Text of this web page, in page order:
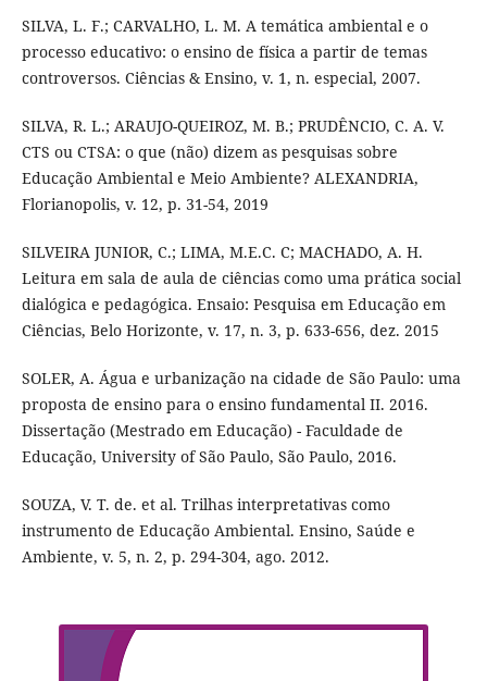
SILVA, L. F.; CARVALHO, L. M. A temática ambiental e o
processo educativo: o ensino de física a partir de temas
controversos. Ciências & Ensino, v. 1, n. especial, 2007.
SILVA, R. L.; ARAUJO-QUEIROZ, M. B.; PRUDÊNCIO, C. A. V.
CTS ou CTSA: o que (não) dizem as pesquisas sobre
Educação Ambiental e Meio Ambiente? ALEXANDRIA,
Florianopolis, v. 12, p. 31-54, 2019
SILVEIRA JUNIOR, C.; LIMA, M.E.C. C; MACHADO, A. H.
Leitura em sala de aula de ciências como uma prática social
dialógica e pedagógica. Ensaio: Pesquisa em Educação em
Ciências, Belo Horizonte, v. 17, n. 3, p. 633-656, dez. 2015
SOLER, A. Água e urbanização na cidade de São Paulo: uma
proposta de ensino para o ensino fundamental II. 2016.
Dissertação (Mestrado em Educação) - Faculdade de
Educação, University of São Paulo, São Paulo, 2016.
SOUZA, V. T. de. et al. Trilhas interpretativas como
instrumento de Educação Ambiental. Ensino, Saúde e
Ambiente, v. 5, n. 2, p. 294-304, ago. 2012.